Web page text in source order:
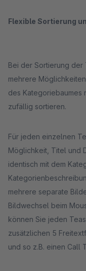
Flexible Sortierung
Bei der Sortierung
mehrere
des
zufällig sortieren.
Für jeden einzelnen
Möglichkeit, Titel und
identisch mit dem
mehrere separate
Bildwechsel beim
können Sie jeden
zusätzlichen 5
und so z.B. einen Call